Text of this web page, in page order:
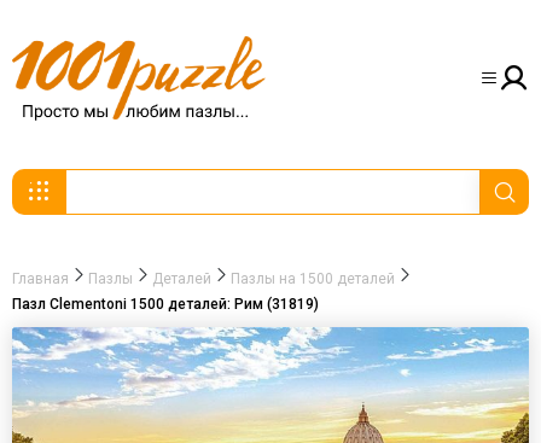
Главная Пазлы Деталей
Пазлы на 1500 деталей
Пазл Clementoni 1500 деталей: Рим (31819)